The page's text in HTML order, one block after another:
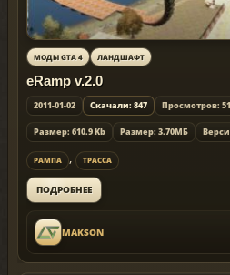
МОДЫ GTA 4 ЛАНДШАФТ
eRamp v.2.0
2011-01-02 Скачали: 847 Просмотров:
Размер: 610.9 Kb Размер: 3.70МБ
РАМПА , ТРАССА
ПОДРОБНЕЕ
MAKSON